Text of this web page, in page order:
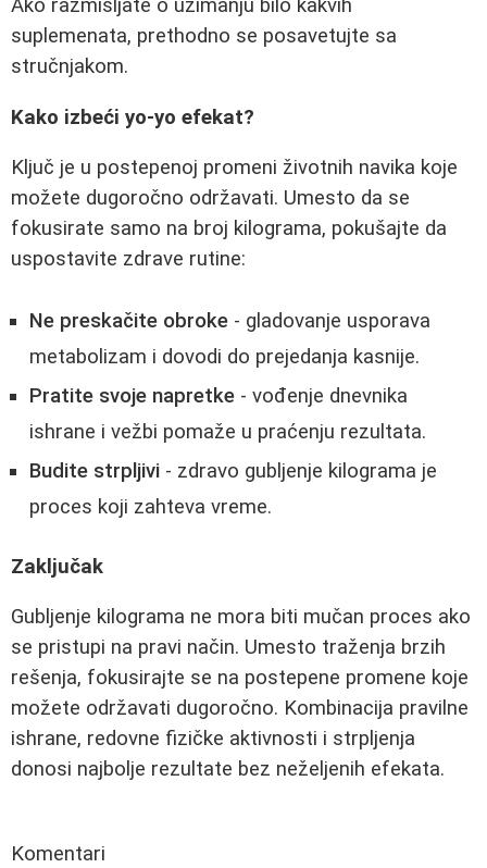
Ako razmišljate o uzimanju bilo kakvih
suplemenata, prethodno se posavetujte sa
stručnjakom.
Kako izbeći yo-yo efekat?
Ključ je u postepenoj promeni životnih navika koje
možete dugoročno održavati. Umesto da se
fokusirate samo na broj kilograma, pokušajte da
uspostavite zdrave rutine:
Ne preskačite obroke - gladovanje usporava
metabolizam i dovodi do prejedanja kasnije.
Pratite svoje napretke - vođenje dnevnika
ishrane i vežbi pomaže u praćenju rezultata.
Budite strpljivi - zdravo gubljenje kilograma je
proces koji zahteva vreme.
Zaključak
Gubljenje kilograma ne mora biti mučan proces ako
se pristupi na pravi način. Umesto traženja brzih
rešenja, fokusirajte se na postepene promene koje
možete održavati dugoročno. Kombinacija pravilne
ishrane, redovne fizičke aktivnosti i strpljenja
donosi najbolje rezultate bez neželjenih efekata.
Komentari